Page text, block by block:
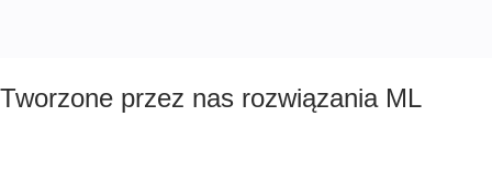
Tworzone przez nas rozwiązania ML